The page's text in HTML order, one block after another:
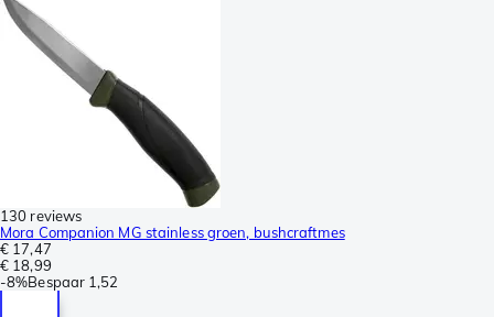
130 reviews
Mora Companion MG stainless groen, bushcraftmes
€ 17,47
€ 18,99
-8%Bespaar 1,52